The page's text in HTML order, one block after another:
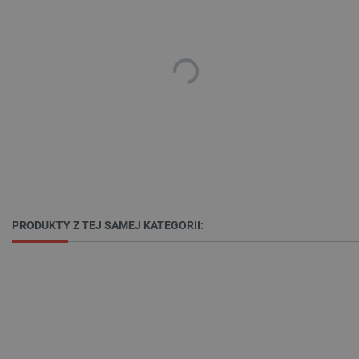
PRODUKTY Z TEJ SAMEJ KATEGORII:
PrestaShop-[abcdef0123456789]{32}